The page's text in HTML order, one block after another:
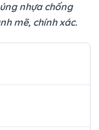
nhựa chống
mẽ, chính xác.